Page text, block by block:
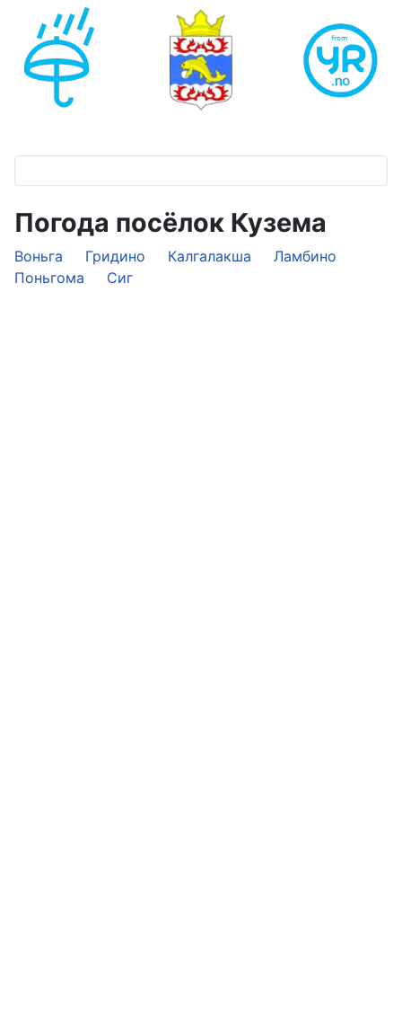
Погода посёлок Кузема
Воньга Гридино Калгалакша
Ламбино
Поньгома
Сиг